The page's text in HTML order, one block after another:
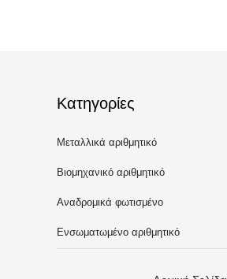
Κατηγορίες
Μεταλλικά αριθμητικό
πληκτρολόγιο
Βιομηχανικό αριθμητικό
αριθμητικό πληκτρολόγιο
Αναδρομικά φωτισμένο
αριθμητικό αριθμητικό
Ενσωματωμένο αριθμητικό